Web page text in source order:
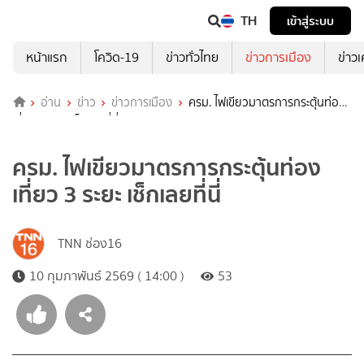
TH
เข้าสู่ระบบ
หน้าแรก
โควิด-19 ข่าวทั่วไทย ข่าวการเมือง ข่าว
อ่าน ข่าว ข่าวการเมือง
ครม. ไฟเขียวมาตรการกระตุ้นท่อง
เที่ยว 3 ระยะ เช็กเลยที่นี่
ครม. ไฟเขียวมาตรการกระตุ้นท่อง
เที่ยว 3 ระยะ เช็กเลยที่นี่
TNN ช่อง16
10 กุมภาพันธ์ 2569 ( 14:00 )
53